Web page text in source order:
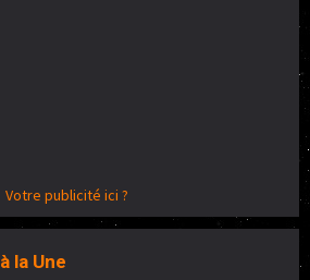
Votre publicité ici ?
à la Une